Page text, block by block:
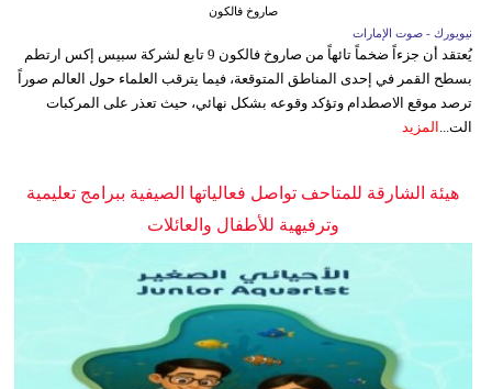
صاروخ فالكون
نيويورك - صوت الإمارات
يُعتقد أن جزءاً ضخماً تائهاً من صاروخ فالكون 9 تابع لشركة سبيس إكس ارتطم
بسطح القمر في إحدى المناطق المتوقعة، فيما يترقب العلماء حول العالم صوراً
ترصد موقع الاصطدام وتؤكد وقوعه بشكل نهائي، حيث تعذر على المركبات
الت...
المزيد
هيئة الشارقة للمتاحف تواصل فعالياتها الصيفية ببرامج تعليمية
وترفيهية للأطفال والعائلات